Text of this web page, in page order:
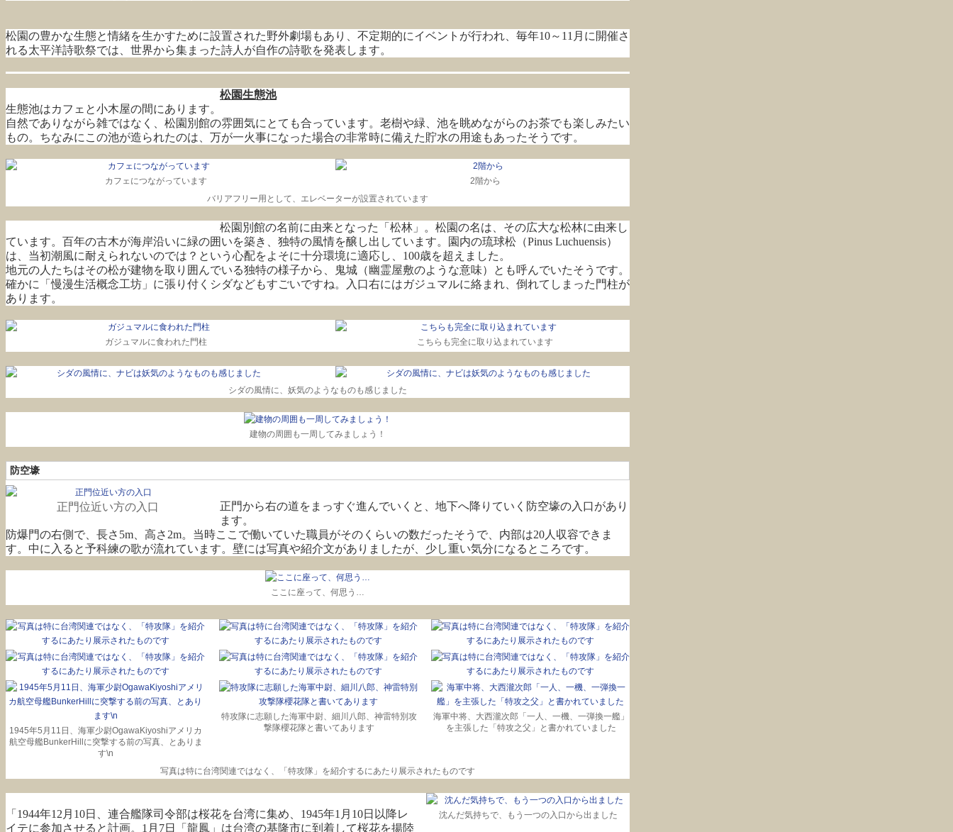
松園の豊かな生態と情緒を生かすために設置された野外劇場もあり、不定期的にイベントが行われ、毎年10～11月に開催さ
れる太平洋詩歌祭では、世界から集まった詩人が自作の詩歌を発表します。
松園生態池
生態池はカフェと小木屋の間にあります。
自然でありながら雑ではなく、松園別館の雰囲気にとても合っています。老樹や緑、池を眺めながらのお茶でも楽しみたい
もの。ちなみにこの池が造られたのは、万が一火事になった場合の非常時に備えた貯水の用途もあったそうです。
カフェにつながっています
2階から
バリアフリー用として、エレベーターが設置されています
松園別館の名前に由来となった「松林」。松園の名は、その広大な松林に由来し
ています。百年の古木が海岸沿いに緑の囲いを築き、独特の風情を醸し出しています。園内の琉球松（Pinus Luchuensis）
は、当初潮風に耐えられないのでは？という心配をよそに十分環境に適応し、100歳を超えました。
地元の人たちはその松が建物を取り囲んでいる独特の様子から、鬼城（幽霊屋敷のような意味）とも呼んでいたそうです。
確かに「慢漫生活概念工坊」に張り付くシダなどもすごいですね。入口右にはガジュマルに絡まれ、倒れてしまった門柱が
あります。
ガジュマルに食われた門柱 こちらも完全に取り込まれています
シダの風情に、妖気のようなものも感じました
建物の周囲も一周してみましょう！
防空壕
正門位近い方の入口
正門から右の道をまっすぐ進んでいくと、地下へ降りていく防空壕の入口があり
ます。
防爆門の右側で、長さ5m、高さ2m。当時ここで働いていた職員がそのくらいの数だったそうで、内部は20人収容できま
す。中に入ると予科練の歌が流れています。壁には写真や紹介文がありましたが、少し重い気分になるところです。
ここに座って、何思う…
1945年5月11日、海軍少尉OgawaKiyoshiアメリカ
航空母艦BunkerHillに突撃する前の写真、とありま
す\n
特攻隊に志願した海軍中尉、細川八郎、神雷特別攻
撃隊櫻花隊と書いてあります
海軍中将、大西瀧次郎「一人、一機、一弾換一艦」
を主張した「特攻之父」と書かれていました
写真は特に台湾関連ではなく、「特攻隊」を紹介するにあたり展示されたものです
沈んだ気持ちで、もう一つの入口から出ました
「1944年12月10日、連合艦隊司令部は桜花を台湾に集め、1945年1月10日以降レ
イテに参加させると計画。1月7日「龍鳳」は台湾の基隆市に到着して桜花を揚陸